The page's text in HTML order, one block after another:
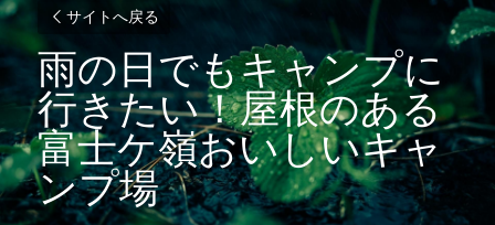
サイトへ戻る
雨の日でもキャンプに
行きたい！屋根のある
富士ケ嶺おいしいキャ
ンプ場